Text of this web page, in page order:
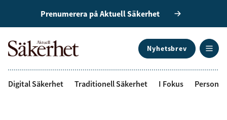
Prenumerera på Aktuell Säkerhet
Nyhetsbrev
Digital Säkerhet Traditionell Säkerhet I Fokus